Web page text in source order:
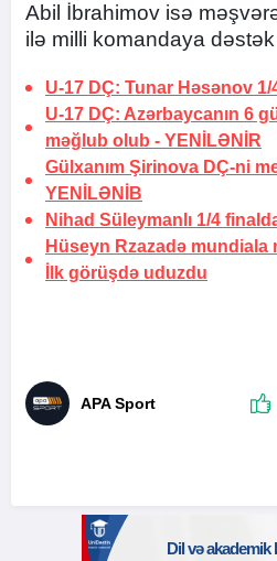
Abil İbrahimov isə
ilə milli komandaya
U-17 DÇ: Tunar Həsənov
U-17 DÇ: Azərbaycanın 6
məğlub olub - YENİLƏNİR
Gülxanım Şirinova DÇ-ni
YENİLƏNİB
Nihad Süleymanlı 1/4
Hüseyn Rzazadə mundiala
İlk görüşdə uduzdu
APA Sport